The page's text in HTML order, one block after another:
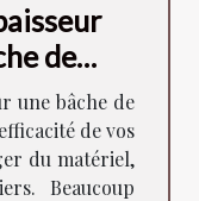
de
une bâche de
de vos
du matériel,
Beaucoup